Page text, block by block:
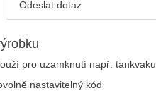
Odeslat dotaz
pro uzamknutí např.
nastavitelný kód